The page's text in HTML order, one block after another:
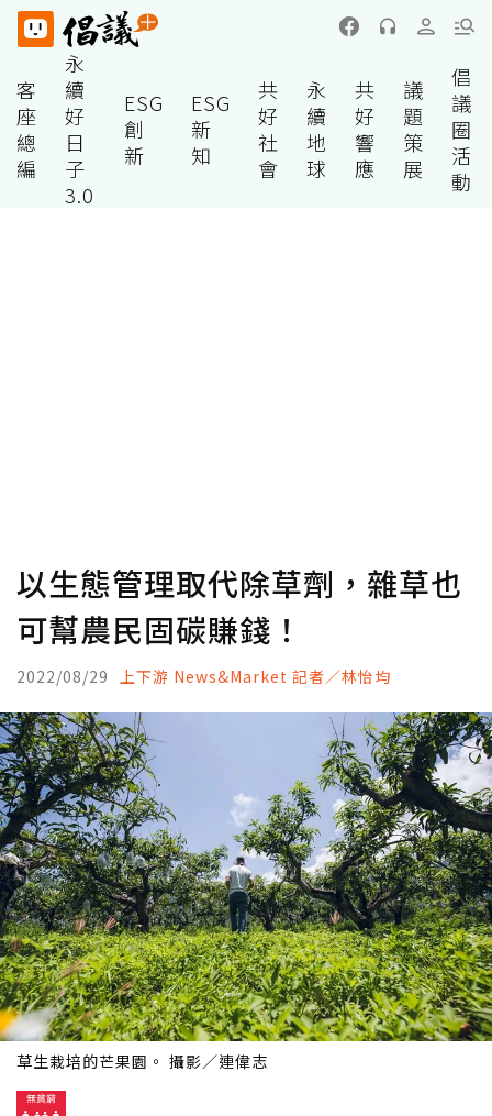
客
座
總
編
永
續
好
日
子
3.0
ESG
創
新
ESG
新
知
共
好
社
會
永
續
地
球
共
好
響
應
議
題
策
展
倡
議
圈
活
動
以生態管理取代除草劑，雜草也
可幫農民固碳賺錢！
2022/08/29 上下游 News&Market 記者／林怡均
草生栽培的芒果園。 攝影／連偉志